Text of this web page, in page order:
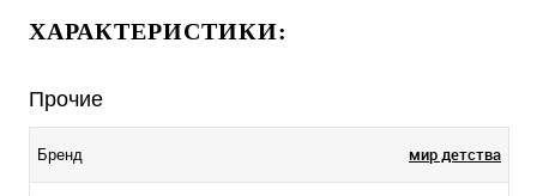
ХАРАКТЕРИСТИКИ:
Прочие
Бренд мир детства